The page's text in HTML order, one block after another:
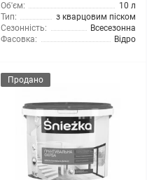
Об'єм:
10 л
Тип:
з кварцовим піском
Сезонність:
Всесезонна
Фасовка:
Відро
Продано